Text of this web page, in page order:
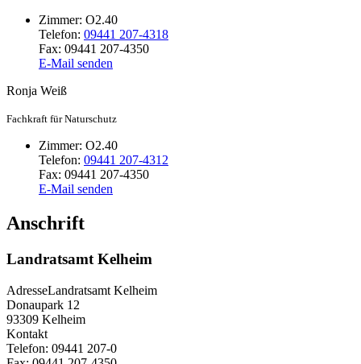
Zimmer: O2.40
Telefon: 09441 207-4318
Fax: 09441 207-4350
E-Mail senden
Ronja Weiß
Fachkraft für Naturschutz
Zimmer: O2.40
Telefon: 09441 207-4312
Fax: 09441 207-4350
E-Mail senden
Anschrift
Landratsamt Kelheim
AdresseLandratsamt Kelheim
Donaupark 12
93309 Kelheim
Kontakt
Telefon: 09441 207-0